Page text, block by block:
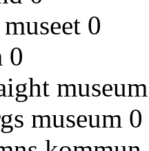
0
0
museum
museum 0